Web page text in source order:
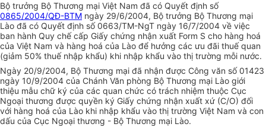
Bộ trưởng Bộ Thương mại Việt Nam đã có Quyết định số
0865/2004/QĐ-BTM ngày 29/6/2004, Bộ trưởng Bộ Thương mại
Lào đã có Quyết định số 0663/TM-NgT ngày 16/7/2004 về việc
ban hành Quy chế cấp Giấy chứng nhận xuất Form S cho hàng hoá
của Việt Nam và hàng hoá của Lào để hưởng các ưu đãi thuế quan
(giảm 50% thuế nhập khẩu) khi nhập khẩu vào thị trường mỗi nước.
Ngày 20/9/2004, Bộ Thương mại đã nhận được Công văn số 01423
ngày 10/9/2004 của Chánh Văn phòng Bộ Thương mại Lào giới
thiệu mẫu chữ ký của các quan chức có trách nhiệm thuộc Cục
Ngoại thương được quyền ký Giấy chứng nhận xuất xứ (C/O) đối
với hàng hoá của Lào khi nhập khẩu vào thị trường Việt Nam và con
dấu của Cục Ngoại thương - Bộ Thương mại Lào.